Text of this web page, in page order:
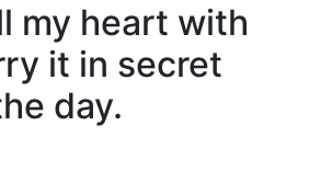
my heart with
it in secret
day.